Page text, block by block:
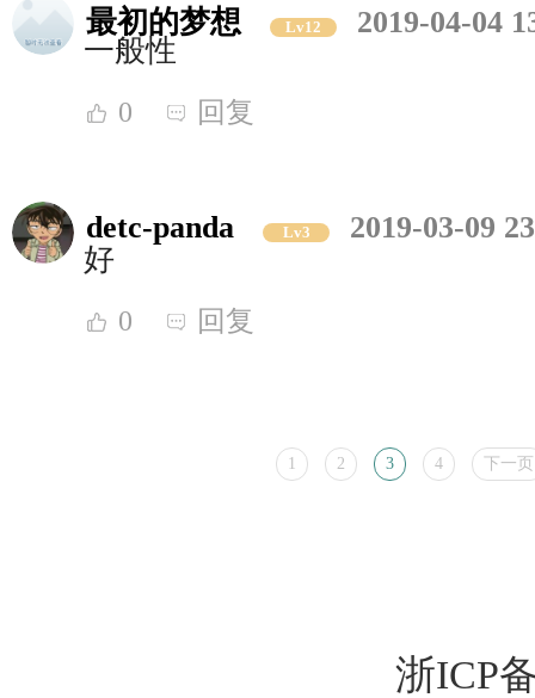
最初的梦想 Lv12
2019-04-04
一般性
0 回复
detc-panda Lv3
2019-03-09
好
0 回复
1 2 3 4 下一页
浙ICP